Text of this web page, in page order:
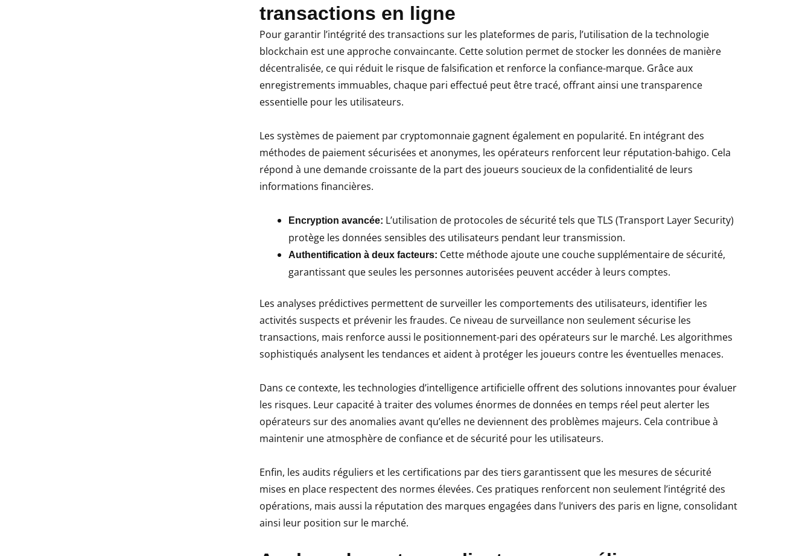
transactions en ligne
Pour garantir l’intégrité des transactions sur les plateformes de paris, l’utilisation de la technologie
blockchain est une approche convaincante. Cette solution permet de stocker les données de manière
décentralisée, ce qui réduit le risque de falsification et renforce la confiance-marque. Grâce aux
enregistrements immuables, chaque pari effectué peut être tracé, offrant ainsi une transparence
essentielle pour les utilisateurs.
Les systèmes de paiement par cryptomonnaie gagnent également en popularité. En intégrant des
méthodes de paiement sécurisées et anonymes, les opérateurs renforcent leur réputation-bahigo. Cela
répond à une demande croissante de la part des joueurs soucieux de la confidentialité de leurs
informations financières.
Encryption avancée: L’utilisation de protocoles de sécurité tels que TLS (Transport Layer Security)
protège les données sensibles des utilisateurs pendant leur transmission.
Authentification à deux facteurs: Cette méthode ajoute une couche supplémentaire de sécurité,
garantissant que seules les personnes autorisées peuvent accéder à leurs comptes.
Les analyses prédictives permettent de surveiller les comportements des utilisateurs, identifier les
activités suspects et prévenir les fraudes. Ce niveau de surveillance non seulement sécurise les
transactions, mais renforce aussi le positionnement-pari des opérateurs sur le marché. Les algorithmes
sophistiqués analysent les tendances et aident à protéger les joueurs contre les éventuelles menaces.
Dans ce contexte, les technologies d’intelligence artificielle offrent des solutions innovantes pour évaluer
les risques. Leur capacité à traiter des volumes énormes de données en temps réel peut alerter les
opérateurs sur des anomalies avant qu’elles ne deviennent des problèmes majeurs. Cela contribue à
maintenir une atmosphère de confiance et de sécurité pour les utilisateurs.
Enfin, les audits réguliers et les certifications par des tiers garantissent que les mesures de sécurité
mises en place respectent des normes élevées. Ces pratiques renforcent non seulement l’intégrité des
opérations, mais aussi la réputation des marques engagées dans l’univers des paris en ligne, consolidant
ainsi leur position sur le marché.